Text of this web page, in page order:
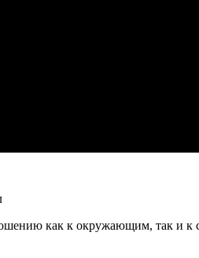
как к окружающим, так и к